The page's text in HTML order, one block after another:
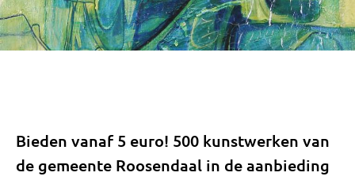
Bieden vanaf 5 euro! 500 kunstwerken van
de gemeente Roosendaal in de aanbieding